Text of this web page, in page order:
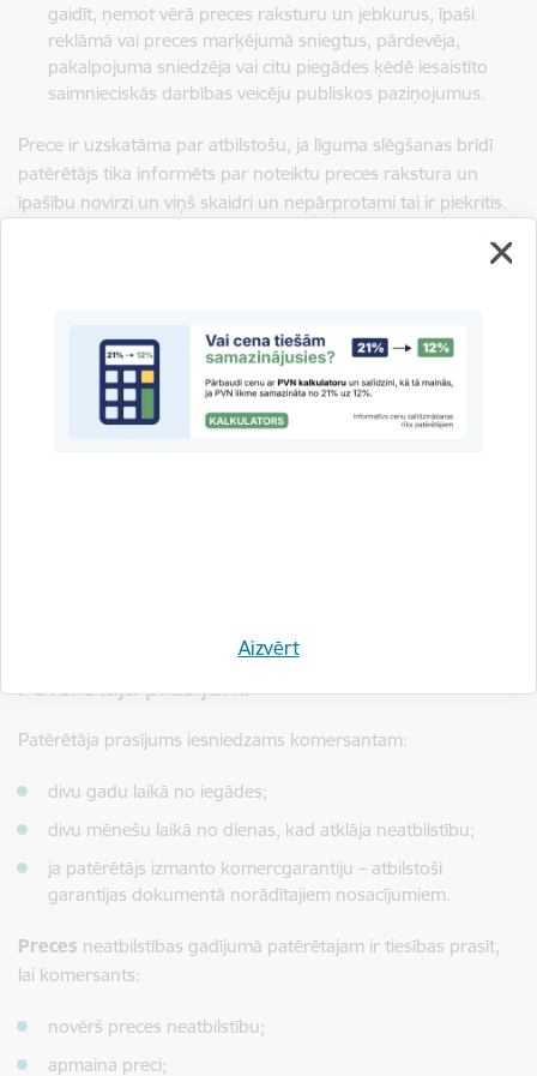
Aizvērt
gaidīt, ņemot vērā preces raksturu un jebkurus, īpaši
reklāmā vai preces marķējumā sniegtus, pārdevēja,
pakalpojuma sniedzēja vai citu piegādes ķēdē iesaistīto
saimnieciskās darbības veicēju publiskos paziņojumus.
Prece ir uzskatāma par atbilstošu, ja līguma slēgšanas brīdī
patērētājs tika informēts par noteiktu preces rakstura un
īpašību novirzi un viņš skaidri un nepārprotami tai ir piekritis.
pakalpojuma saturs, sniegšanas veids un rezultāts atbilst
tam, par ko bijusi vienošanās;
pakalpojums sniegts ar profesionālu rūpību, ņemot vērā
Patērētāja prasījumi
Patērētāja prasījums iesniedzams komersantam:
divu gadu laikā no iegādes;
divu mēnešu laikā no dienas, kad atklāja neatbilstību;
ja patērētājs izmanto komercgarantiju – atbilstoši
garantijas dokumentā norādītajiem nosacījumiem.
Preces neatbilstības gadījumā patērētajam ir tiesības prasīt,
lai komersants:
novērš preces neatbilstību;
apmaina preci;